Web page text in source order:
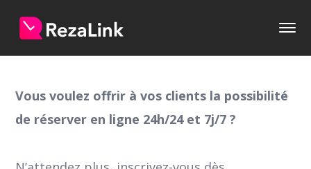
Vous voulez offrir à vos clients la possibilité
de réserver en ligne 24h/24 et 7j/7 ?